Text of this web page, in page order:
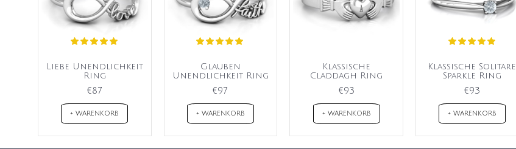
Liebe Unendlichkeit
Ring
€87
+ WARENKORB
Glauben
Unendlichkeit Ring
€97
+ WARENKORB
Klassische
Claddagh Ring
€93
+ WARENKORB
Klassische Solitare
Sparkle Ring
€93
+ WARENKORB